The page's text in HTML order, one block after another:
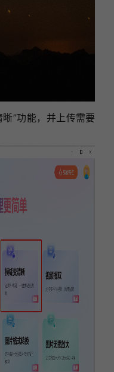
”功能，并上传需要